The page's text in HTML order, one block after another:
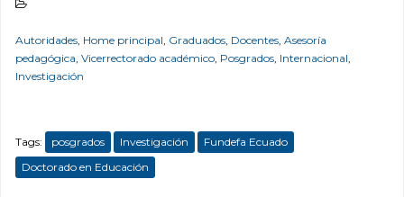
Autoridades Home principal Graduados Docentes Asesoría
pedagógica Vicerrectorado académico Posgrados Internacional
Investigación
Tags: posgrados Investigación
Fundefa Ecuado
Doctorado en Educación